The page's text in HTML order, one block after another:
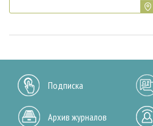
Подписка
Архив журналов